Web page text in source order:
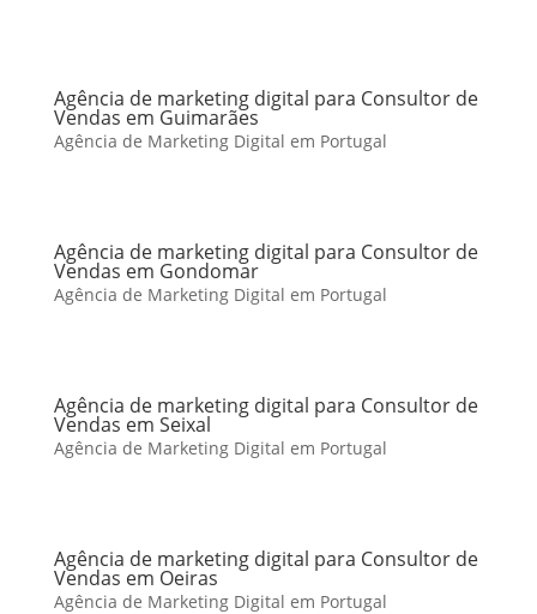
Agência de marketing digital para Consultor de
Vendas em Guimarães
Agência de Marketing Digital em Portugal
Agência de marketing digital para Consultor de
Vendas em Gondomar
Agência de Marketing Digital em Portugal
Agência de marketing digital para Consultor de
Vendas em Seixal
Agência de Marketing Digital em Portugal
Agência de marketing digital para Consultor de
Vendas em Oeiras
Agência de Marketing Digital em Portugal